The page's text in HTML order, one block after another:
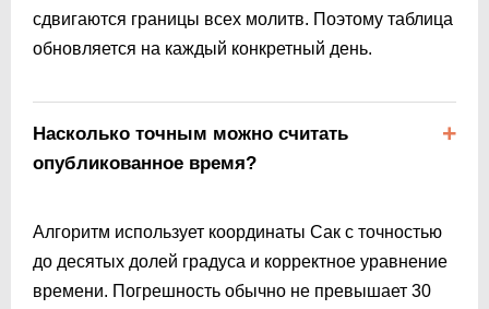
сдвигаются границы всех молитв. Поэтому таблица
обновляется на каждый конкретный день.
Насколько точным можно считать
опубликованное время?
Алгоритм использует координаты Сак с точностью
до десятых долей градуса и корректное уравнение
времени. Погрешность обычно не превышает 30